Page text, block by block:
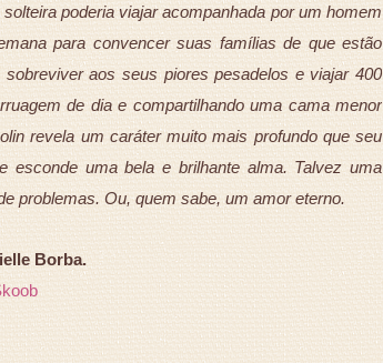
poderia viajar acompanhada por um homem
para convencer suas famílias de que estão
aos seus piores pesadelos e viajar 400
de dia e compartilhando uma cama menor
revela um caráter muito mais profundo que seu
uma bela e brilhante alma. Talvez uma
problemas. Ou, quem sabe, um amor eterno.
Borba.